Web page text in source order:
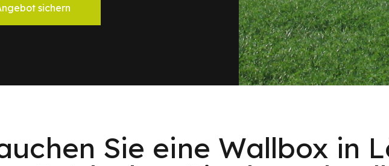
sichern
Sie eine Wallbox in